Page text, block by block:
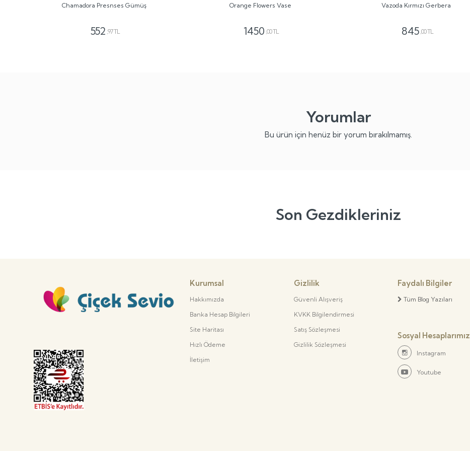
Chamadora Presnses Gümüş
552 ,97 TL
Orange Flowers Vase
1450 ,00 TL
Vazoda Kırmızı Gerbera
845 ,00 TL
Yorumlar
Bu ürün için henüz bir yorum bırakılmamış.
Son Gezdikleriniz
Kurumsal
Hakkımızda
Banka Hesap Bilgileri
Site Haritası
Hızlı Ödeme
İletişim
Gizlilik
Güvenli Alışveriş
KVKK Bilgilendirmesi
Satış Sözleşmesi
Gizlilik Sözleşmesi
Faydalı Bilgiler
Tüm Blog Yazıları
Sosyal Hesaplarımız
Instagram
Youtube